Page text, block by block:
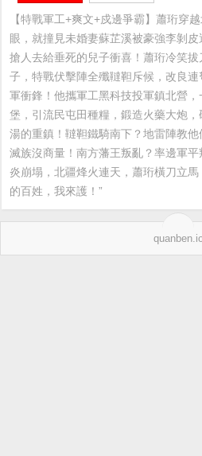
【特戰軍工+爽文+戍邊爭霸】蕭珩穿
眼，就撞見未婚妻蘇芷溪被豪強李剝
搶人去給垂死的兒子衝喜！蕭珩冷笑
子，特戰伏擊陣全殲韃靼斥候，改良
軍衝鋒！他攜軍工黑科技投軍鎮北營
堡，引流民屯田種糧，鍛造火藥大炮
湯的重鎮！韃靼鐵騎南下？地雷陣教
滅族沒商量！南方藩王叛亂？率邊軍
炎崩塌，北疆烽火連天，蕭珩橫刀立
的百姓，我來護！”